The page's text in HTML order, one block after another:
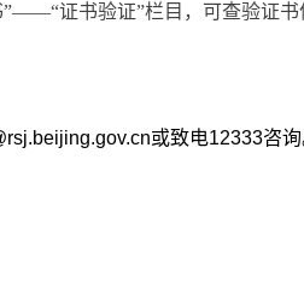
证书验证”栏目，可查验证书
或致电12333咨询